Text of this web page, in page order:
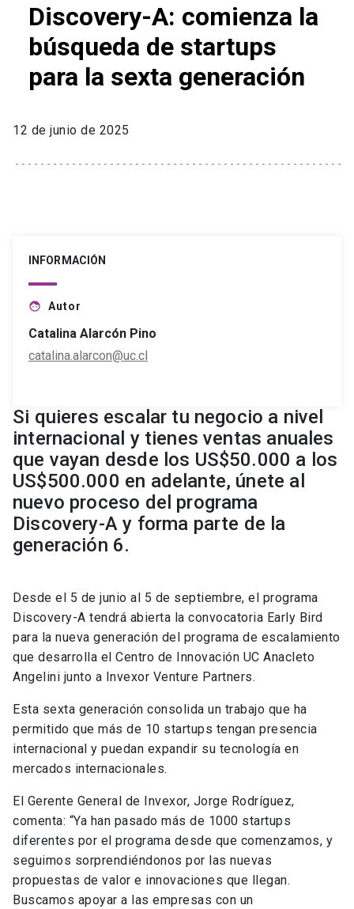
Discovery-A: comienza la
búsqueda de startups
para la sexta generación
12 de junio de 2025
INFORMACIÓN
face Autor
Catalina Alarcón Pino
catalina.alarcon@uc.cl
Si quieres escalar tu negocio a nivel
internacional y tienes ventas anuales
que vayan desde los US$50.000 a los
US$500.000 en adelante, únete al
nuevo proceso del programa
Discovery-A y forma parte de la
generación 6.
Desde el 5 de junio al 5 de septiembre, el programa
Discovery-A tendrá abierta la convocatoria Early Bird
para la nueva generación del programa de escalamiento
que desarrolla el Centro de Innovación UC Anacleto
Angelini junto a Invexor Venture Partners.
Esta sexta generación consolida un trabajo que ha
permitido que más de 10 startups tengan presencia
internacional y puedan expandir su tecnología en
mercados internacionales.
El Gerente General de Invexor, Jorge Rodríguez,
comenta: “Ya han pasado más de 1000 startups
diferentes por el programa desde que comenzamos, y
seguimos sorprendiéndonos por las nuevas
propuestas de valor e innovaciones que llegan.
Buscamos apoyar a las empresas con un